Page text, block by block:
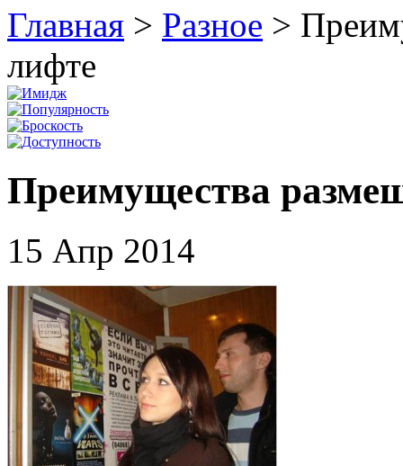
Главная > Разное >
лифте
Преимущества
15 Апр 2014